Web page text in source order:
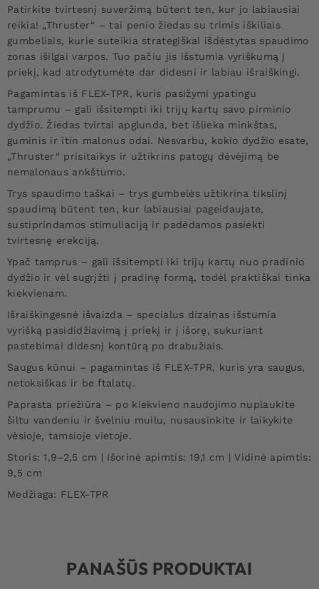
Patirkite tvirtesnį suveržimą būtent ten, kur jo labiausiai
reikia! „Thruster“ – tai penio žiedas su trimis iškiliais
gumbeliais, kurie suteikia strategiškai išdėstytas spaudimo
zonas išilgai varpos. Tuo pačiu jis išstumia vyriškumą į
priekį, kad atrodytumėte dar didesni ir labiau išraiškingi.
Pagamintas iš FLEX-TPR, kuris pasižymi ypatingu
tamprumu – gali išsitempti iki trijų kartų savo pirminio
dydžio. Žiedas tvirtai apglunda, bet išlieka minkštas,
guminis ir itin malonus odai. Nesvarbu, kokio dydžio esate,
„Thruster“ prisitaikys ir užtikrins patogų dėvėjimą be
nemalonaus ankštumo.
Trys spaudimo taškai – trys gumbelės užtikrina tikslinį
spaudimą būtent ten, kur labiausiai pageidaujate,
sustiprindamos stimuliaciją ir padėdamos pasiekti
tvirtesnę erekciją.
Ypač tamprus – gali išsitempti iki trijų kartų nuo pradinio
dydžio ir vėl sugrįžti į pradinę formą, todėl praktiškai tinka
kiekvienam.
Išraiškingesnė išvaizda – specialus dizainas išstumia
vyrišką pasididžiavimą į priekį ir į išorę, sukuriant
pastebimai didesnį kontūrą po drabužiais.
Saugus kūnui – pagamintas iš FLEX-TPR, kuris yra saugus,
netoksiškas ir be ftalatų.
Paprasta priežiūra – po kiekvieno naudojimo nuplaukite
šiltu vandeniu ir švelniu muilu, nusausinkite ir laikykite
vėsioje, tamsioje vietoje.
Storis: 1,9–2,5 cm | Išorinė apimtis: 19,1 cm | Vidinė apimtis:
9,5 cm
Medžiaga: FLEX-TPR
PANAŠŪS PRODUKTAI